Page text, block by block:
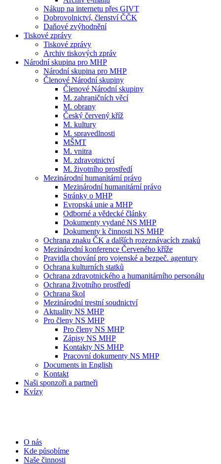
Nákup na internetu přes GIVT
Dobrovolnictví, členství ČČK
Daňové zvýhodnění
Tiskové zprávy
Tiskové zprávy
Archiv tiskových zpráv
Národní skupina pro MHP
Národní skupina pro MHP
Členové Národní skupiny
Členové Národní skupiny
M. zahraničních věcí
M. obrany
Český červený kříž
M. kultury
M. spravedlnosti
MŠMT
M. vnitra
M. zdravotnictví
M. životního prostředí
Mezinárodní humanitární právo
Mezinárodní humanitární právo
Stránky o MHP
Evropská unie a MHP
Odborné a vědecké články
Dokumenty vydané NS MHP
Dokumenty k činnosti NS MHP
Ochrana znaku ČK a dalších rozeznávacích znaků
Mezinárodní konference Červeného kříže
Pravidla chování pro vojenské a bezpeč. agentury
Ochrana kulturních statků
Ochrana zdravotnického a humanitárního personálu
Ochrana životního prostředí
Ochrana škol
Mezinárodní trestní soudnictví
Aktuality NS MHP
Pro členy NS MHP
Pro členy NS MHP
Zápisy NS MHP
Kontakty NS MHP
Pracovní dokumenty NS MHP
Documents in English
Kontakt
Naši sponzoři a partneři
Kvízy
O nás
Kde působíme
Naše činnosti